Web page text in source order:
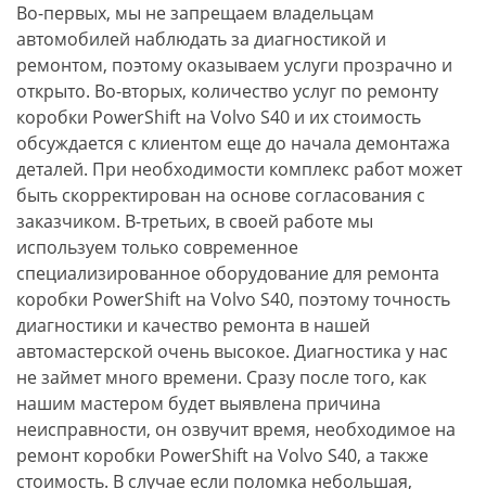
Во-первых, мы не запрещаем владельцам
автомобилей наблюдать за диагностикой и
ремонтом, поэтому оказываем услуги прозрачно и
открыто. Во-вторых, количество услуг по ремонту
коробки PowerShift на Volvo S40 и их стоимость
обсуждается с клиентом еще до начала демонтажа
деталей. При необходимости комплекс работ может
быть скорректирован на основе согласования с
заказчиком. В-третьих, в своей работе мы
используем только современное
специализированное оборудование для ремонта
коробки PowerShift на Volvo S40, поэтому точность
диагностики и качество ремонта в нашей
автомастерской очень высокое. Диагностика у нас
не займет много времени. Сразу после того, как
нашим мастером будет выявлена причина
неисправности, он озвучит время, необходимое на
ремонт коробки PowerShift на Volvo S40, а также
стоимость. В случае если поломка небольшая,